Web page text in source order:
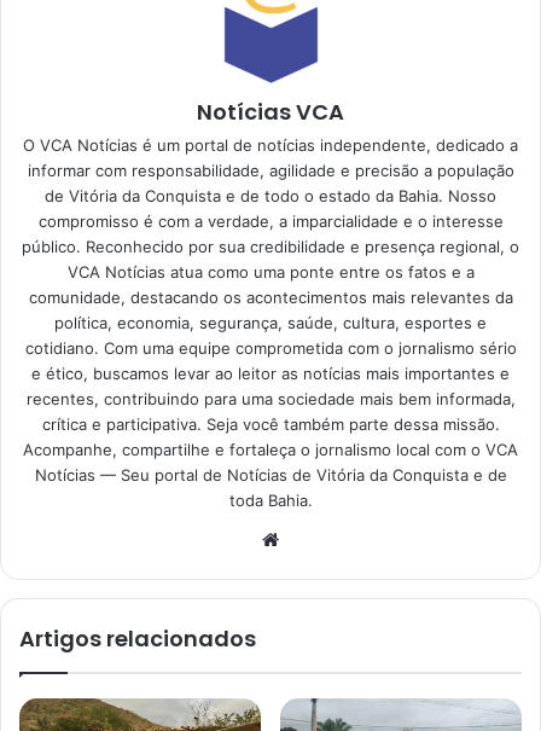
Notícias VCA
O VCA Notícias é um portal de notícias independente, dedicado a
informar com responsabilidade, agilidade e precisão a população
de Vitória da Conquista e de todo o estado da Bahia. Nosso
compromisso é com a verdade, a imparcialidade e o interesse
público. Reconhecido por sua credibilidade e presença regional, o
VCA Notícias atua como uma ponte entre os fatos e a
comunidade, destacando os acontecimentos mais relevantes da
política, economia, segurança, saúde, cultura, esportes e
cotidiano. Com uma equipe comprometida com o jornalismo sério
e ético, buscamos levar ao leitor as notícias mais importantes e
recentes, contribuindo para uma sociedade mais bem informada,
crítica e participativa. Seja você também parte dessa missão.
Acompanhe, compartilhe e fortaleça o jornalismo local com o VCA
Notícias — Seu portal de Notícias de Vitória da Conquista e de
toda Bahia.
Artigos relacionados